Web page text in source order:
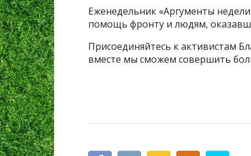
Еженедельник «Аргументы
помощь фронту и людям,
Присоединяйтесь к активистам
вместе мы сможем совершить